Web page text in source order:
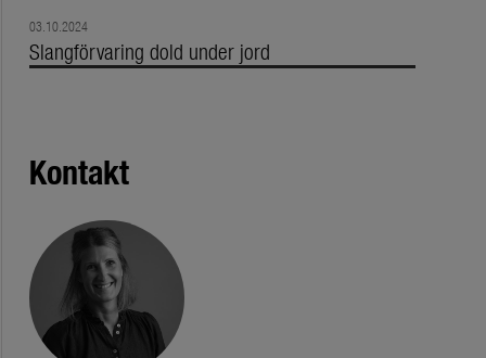
03.10.2024
Slangförvaring dold under jord
Kontakt